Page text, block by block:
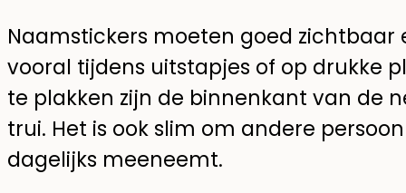
Naamstickers moeten goed zichtbaar
vooral tijdens uitstapjes of op drukke
te plakken zijn de binnenkant van de
trui. Het is ook slim om andere
dagelijks meeneemt.